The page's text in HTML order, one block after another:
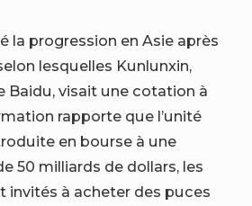
la progression en Asie après
lesquelles Kunlunxin,
Baidu, visait une cotation à
rapporte que l’unité
en bourse à une
50 milliards de dollars, les
invités à acheter des puces